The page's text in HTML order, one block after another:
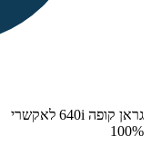
גראן קופה 640i לאקשרי
100%